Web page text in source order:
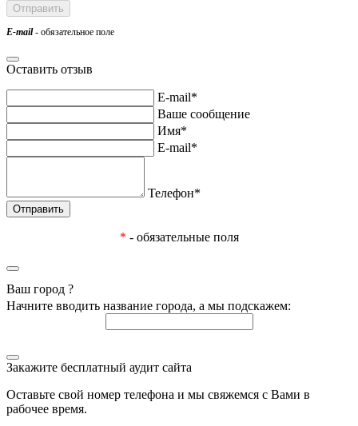
E-mail- обязательное поле
Оставить отзыв
E-mail*
Ваше сообщение
Имя*
E-mail*
Телефон*
* - обязательные поля
Ваш город ?
Начните вводить название города, а мы подскажем:
Закажите бесплатный аудит сайта
Оставьте свой номер телефона и мы свяжемся с Вами в
рабочее время.